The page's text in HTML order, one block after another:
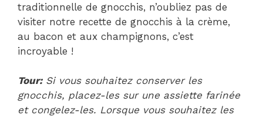
traditionnelle de gnocchis, n’oubliez pas de
visiter notre recette de gnocchis à la crème,
au bacon et aux champignons, c’est
incroyable !
Tour:Si vous souhaitez conserver les
gnocchis, placez-les sur une assiette farinée
et congelez-les. Lorsque vous souhaitez les